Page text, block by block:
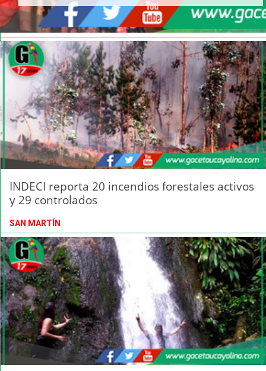
INDECI reporta 20 incendios forestales activos
y 29 controlados
SAN MARTÍN